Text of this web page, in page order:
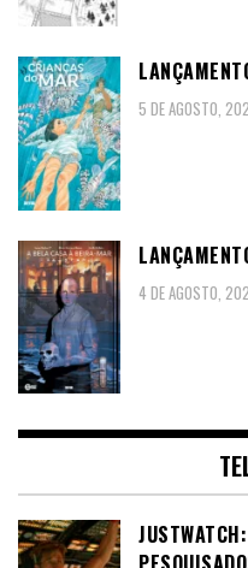
5 DE AGOSTO,
4 DE AGOSTO,